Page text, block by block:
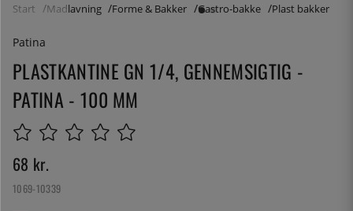
Start Madlavning Forme & Bakker Gastro-bakke Plast bakker
Patina
PLASTKANTINE GN 1/4, GENNEMSIGTIG -
PATINA - 100 MM
68 kr.
1069-10339